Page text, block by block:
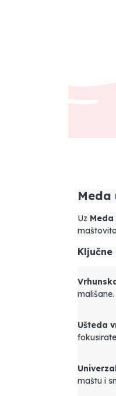
Meda
Uz
mališane.
Ušteda
maštu i